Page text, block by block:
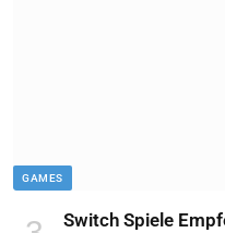
GAMES
Switch Spiele